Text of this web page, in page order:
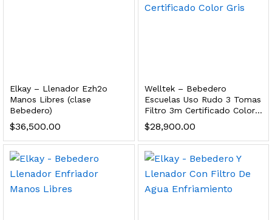
Elkay – Llenador Ezh2o
Manos Libres (clase
Bebedero)
$36,500.00
Welltek – Bebedero
Escuelas Uso Rudo 3 Tomas
Filtro 3m Certificado Color
Gris
$28,900.00
2,899.00
al carrito
de Agua | Repuesto (con Polifosfatos)